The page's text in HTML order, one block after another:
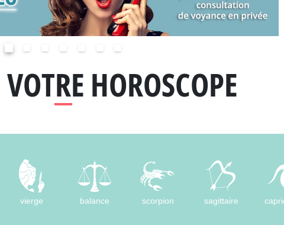
HOROSCOPE
vierge balance scorpion sagittaire